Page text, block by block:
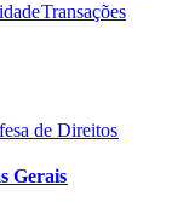
Transações
de Direitos​​
Gerais​​